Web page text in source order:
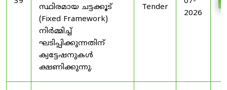
സ്ഥിരമായ ചട്ടക്കൂട്
(Fixed Framework)
നിർമ്മിച്ച്
ഘടിപ്പിക്കുന്നതിന്
ക്വട്ടേഷനുകൾ
ക്ഷണിക്കുന്നു.
Tender
2026